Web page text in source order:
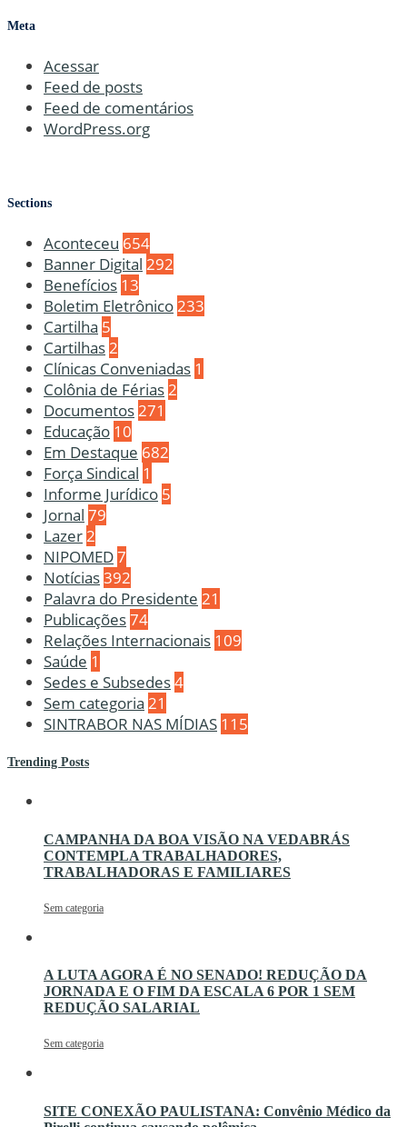
Meta
Acessar
Feed de posts
Feed de comentários
WordPress.org
Sections
Aconteceu 654
Banner Digital 292
Benefícios 13
Boletim Eletrônico 233
Cartilha 5
Cartilhas 2
Clínicas Conveniadas 1
Colônia de Férias 2
Documentos 271
Educação 10
Em Destaque 682
Força Sindical 1
Informe Jurídico 5
Jornal 79
Lazer 2
NIPOMED7
Notícias392
Palavra do Presidente 21
Publicações74
Relações Internacionais 109
Saúde 1
Sedes e Subsedes4
Sem categoria 21
SINTRABOR NAS MÍDIAS 115
Trending Posts
CAMPANHA DA BOA VISÃO NA VEDABRÁS
CONTEMPLA TRABALHADORES,
TRABALHADORAS E FAMILIARES
Sem categoria
A LUTA AGORA É NO SENADO! REDUÇÃO DA
JORNADA E O FIM DA ESCALA 6 POR 1 SEM
REDUÇÃO SALARIAL
Sem categoria
SITE CONEXÃO PAULISTANA: Convênio Médico da